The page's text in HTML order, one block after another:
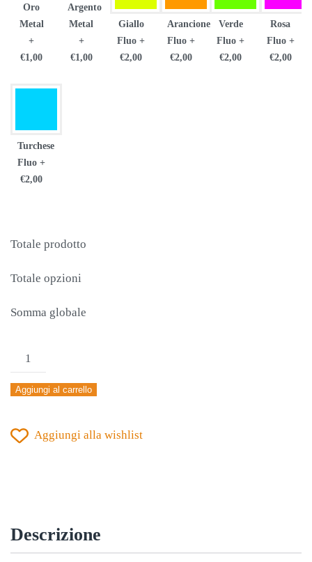
Oro
Metal
+
€1,00
Argento
Metal
+
€1,00
Giallo
Fluo +
€2,00
Arancione
Fluo+
€2,00
Verde
Fluo +
€2,00
Rosa
Fluo+
€2,00
Turchese
Fluo +
€2,00
Totale prodotto
Totale opzioni
Somma globale
KIT
GIOCO
ZEUS
VIOLA
Aggiungi al carrello
Aggiungi alla wishlist
Descrizione